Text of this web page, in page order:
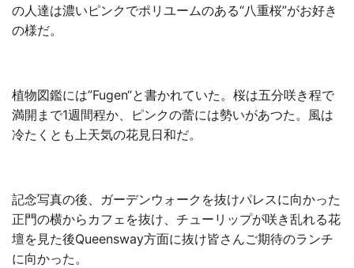
の人達は濃いピンクでポリユームのある“八重桜”がお好き
の様だ。
植物図鑑には”Fugen“と書かれていた。桜は五分咲き程で
満開まで1週間程か、ピンクの蕾には勢いがあつた。風は
冷たくとも上天気の花見日和だ。
記念写真の後、ガーデンウォークを抜けパレスに向かった
正門の横からカフェを抜け、チューリップが咲き乱れる花
壇を見た後Queensway方面に抜け皆さんご期待のランチ
に向かった。